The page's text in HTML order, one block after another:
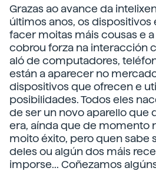
Grazas ao avance da
últimos anos, os
facer moitas máis cousas e
cobrou forza na interacción
aló de computadores,
están a aparecer no
dispositivos que ofrecen e
posibilidades. Todos eles
de ser un novo aparello que
era, aínda que de momento
moito éxito, pero quen sabe
deles ou algún dos máis
imporse... Coñezamos